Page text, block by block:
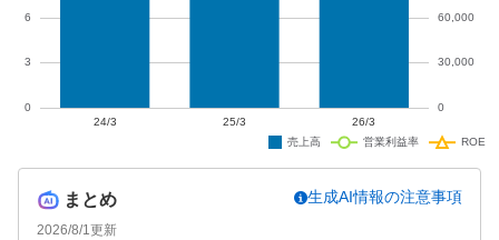
まとめ
2026/8/1更新
生成AI情報の注意事項